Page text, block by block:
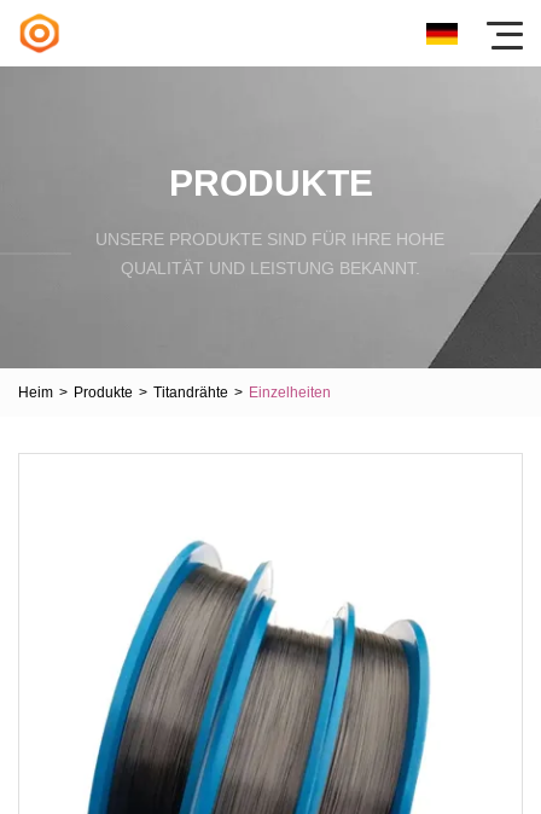
PRODUKTE
UNSERE PRODUKTE SIND FÜR IHRE HOHE
QUALITÄT UND LEISTUNG BEKANNT.
Heim > Produkte > Titandrähte > Einzelheiten